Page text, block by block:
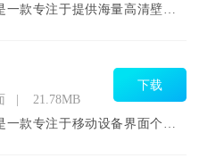
于提供海量高清壁纸资源的移动端美化工具，涵
21.78MB
于移动设备界面个性化美化的工具，通过丰富的
下载